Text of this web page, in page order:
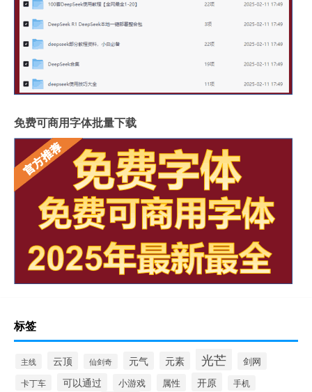
免费可商用字体批量下载
标签
主线 云顶 仙剑奇 元气 元素 光芒 剑网
卡丁车 可以通过 小游戏 属性 开原 手机